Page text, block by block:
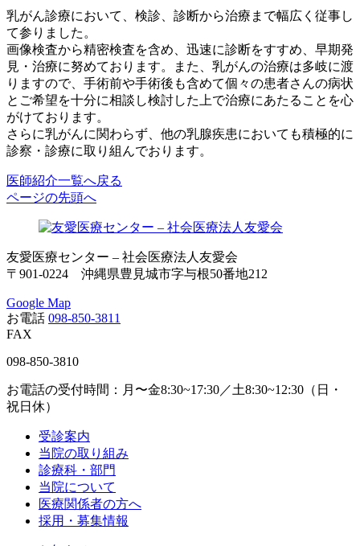
乳がん診療において、検診、診断から治療まで幅広く従事し
て参りました。
画像検査から精密検査を含め、迅速に診断をすすめ、早期発
見・治療に努めております。また、乳がんの治療は多岐に渡
りますので、手術前や手術後も含めて個々の患者さんの病状
とご希望を十分に相談し検討した上で治療にあたることを心
がけております。
さらに乳がんに関わらず、他の乳腺疾患においても積極的に
診察・診療に取り組んでおります。
医師紹介一覧へ戻る
ページの先頭へ
友愛医療センター – 社会医療法人友愛会
〒901-0224 沖縄県豊見城市字与根50番地212
Google Map
お電話 098-850-3811
FAX
098-850-3810
お電話の受付時間：月〜金8:30~17:30／土8:30~12:30（日・
祝日休）
受診案内
当院の取り組み
診療科・部門
当院について
医療関係者の方へ
採用・募集情報